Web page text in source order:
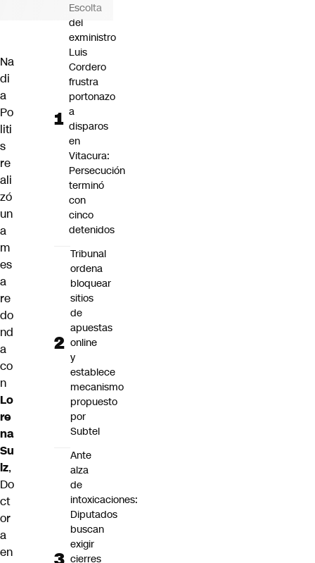
Na
di
a
Po
liti
s
re
ali
zó
un
a
m
es
a
re
do
nd
a
co
n
Lo
re
na
Su
lz,
Do
ct
or
a
en
Escolta
del
exministro
Luis
Cordero
frustra
portonazo
a
disparos
en
Vitacura:
Persecución
terminó
con
cinco
detenidos
Tribunal
ordena
bloquear
sitios
de
apuestas
online
y
establece
mecanismo
propuesto
por
Subtel
Ante
alza
de
intoxicaciones:
Diputados
buscan
exigir
cierres